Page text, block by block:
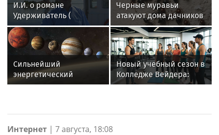
И.И. о романе
Удерживатель (
Удерживающий сейчас
) русского вологодского
писателя и поэта
Андрея Малышева (
роман опубликован в
2016 г. )
Черные муравьи
атакуют дома дачников
Сильнейший
энергетический
переворот: что
Новый учебный сезон в
Колледже Вейдера:
стартовали очные
специалистов
Интернет | 7 августа, 18:08